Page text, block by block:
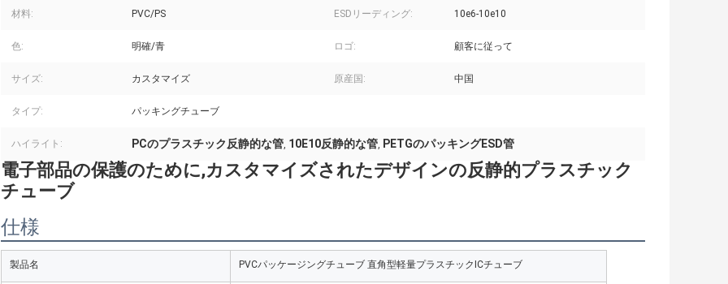
材料: PVC/PS ESDリーディング: 10e6-10e10
色: 明確/青 ロゴ: 顧客に従って
サイズ: カスタマイズ 原産国: 中国
タイプ: パッキングチューブ
ハイライト: PCのプラスチック反静的な管, 10E10反静的な管, PETGのパッキングESD管
電子部品の保護のために,カスタマイズされたデザインの反静的プラスチック
チューブ
仕様
製品名 PVCパッケージングチューブ 直角型軽量プラスチックICチューブ